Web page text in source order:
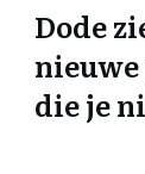
Dode
nieuwe
die je